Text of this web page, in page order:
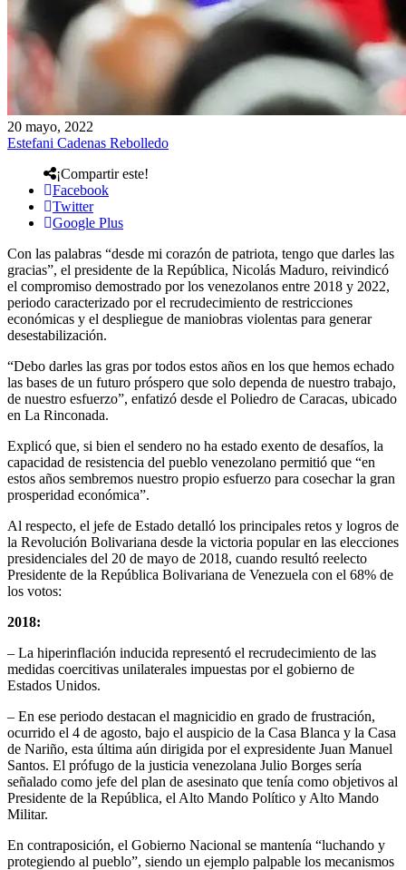
20 mayo, 2022
Estefani Cadenas Rebolledo
¡Compartir este!
Facebook
Twitter
Google Plus
Con las palabras “desde mi corazón de patriota, tengo que darles las
gracias”, el presidente de la República, Nicolás Maduro, reivindicó
el compromiso demostrado por los venezolanos entre 2018 y 2022,
periodo caracterizado por el recrudecimiento de restricciones
económicas y el despliegue de maniobras violentas para generar
desestabilización.
“Debo darles las gras por todos estos años en los que hemos echado
las bases de un futuro próspero que solo dependa de nuestro trabajo,
de nuestro esfuerzo”, enfatizó desde el Poliedro de Caracas, ubicado
en La Rinconada.
Explicó que, si bien el sendero no ha estado exento de desafíos, la
capacidad de resistencia del pueblo venezolano permitió que “en
estos años sembremos nuestro propio esfuerzo para cosechar la gran
prosperidad económica”.
Al respecto, el jefe de Estado detalló los principales retos y logros de
la Revolución Bolivariana desde la victoria popular en las elecciones
presidenciales del 20 de mayo de 2018, cuando resultó reelecto
Presidente de la República Bolivariana de Venezuela con el 68% de
los votos:
2018:
– La hiperinflación inducida representó el recrudecimiento de las
medidas coercitivas unilaterales impuestas por el gobierno de
Estados Unidos.
– En ese periodo destacan el magnicidio en grado de frustración,
ocurrido el 4 de agosto, bajo el auspicio de la Casa Blanca y la Casa
de Nariño, esta última aún dirigida por el expresidente Juan Manuel
Santos. El prófugo de la justicia venezolana Julio Borges sería
señalado como jefe del plan de asesinato que tenía como objetivos al
Presidente de la República, el Alto Mando Político y Alto Mando
Militar.
En contraposición, el Gobierno Nacional se mantenía “luchando y
protegiendo al pueblo”, siendo un ejemplo palpable los mecanismos